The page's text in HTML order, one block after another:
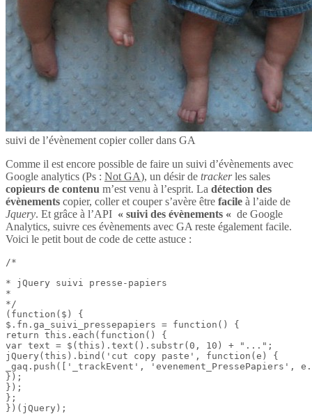
suivi de l’évènement copier coller dans GA
Comme il est encore possible de faire un suivi d’évènements avec
Google analytics (Ps : Not GA), un désir de trackerles sales
copieurs de contenu m’est venu à l’esprit. La détection des
évènements copier, coller et couper s’avère être facile à l’aide de
Jquery. Et grâce à l’API « suivi des évènements « de Google
Analytics, suivre ces évènements avec GA reste également facile.
Voici le petit bout de code de cette astuce :
/*
* jQuery suivi presse-papiers
*
*/
(function($) {
$.fn.ga_suivi_pressepapiers = function() {
return this.each(function() {
var text = $(this).text().substr(0, 10) + "...";
jQuery(this).bind('cut copy paste', function(e) {
_gaq.push(['_trackEvent', 'evenement_PressePapiers',
});
});
};
})(jQuery);